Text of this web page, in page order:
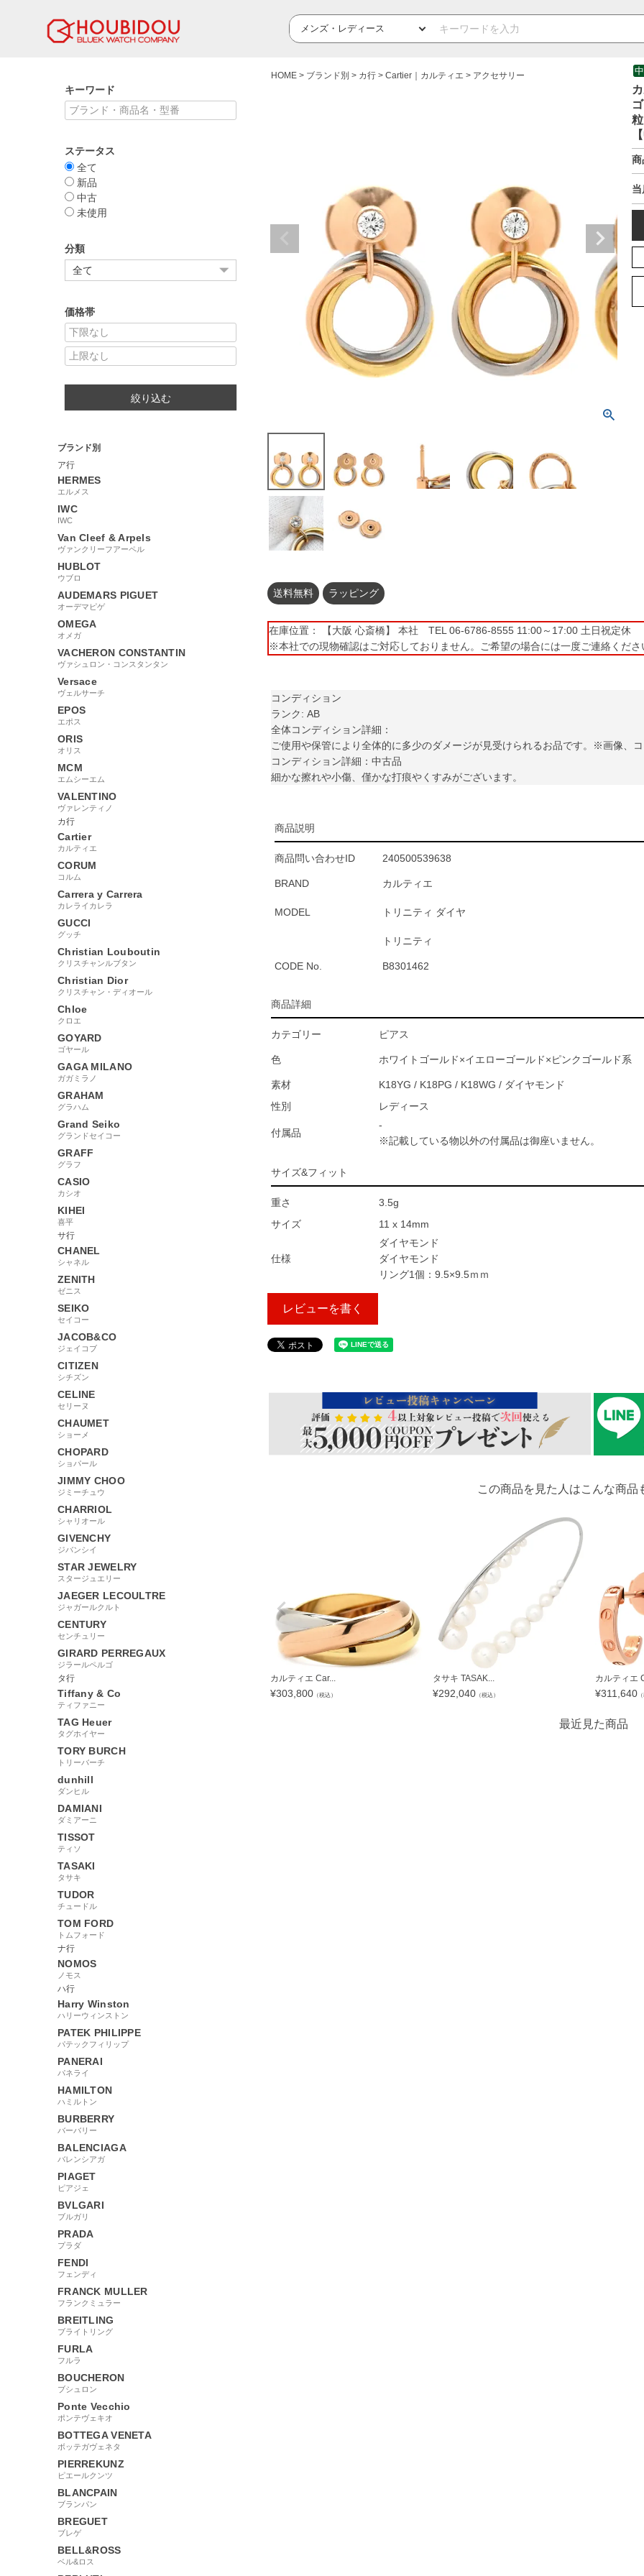
キーワード
ステータス
全て
新品
中古
未使用
分類
価格帯
絞り込む
ブランド別
ア行
HERMES
エルメス
IWC
IWC
Van Cleef & Arpels
ヴァンクリーフアーペル
HUBLOT
ウブロ
AUDEMARS PIGUET
オーデマピゲ
OMEGA
オメガ
VACHERON CONSTANTIN
ヴァシュロン・コンスタンタン
Versace
ヴェルサーチ
EPOS
エポス
ORIS
オリス
MCM
エムシーエム
VALENTINO
ヴァレンティノ
カ行
Cartier
カルティエ
CORUM
コルム
Carrera y Carrera
カレライカレラ
GUCCI
グッチ
Christian Louboutin
クリスチャンルブタン
Christian Dior
クリスチャン・ディオール
Chloe
クロエ
GOYARD
ゴヤール
GAGA MILANO
ガガミラノ
GRAHAM
グラハム
Grand Seiko
グランドセイコー
GRAFF
グラフ
CASIO
カシオ
KIHEI
喜平
サ行
CHANEL
シャネル
ZENITH
ゼニス
SEIKO
セイコー
JACOB&CO
ジェイコブ
CITIZEN
シチズン
CELINE
セリーヌ
CHAUMET
ショーメ
CHOPARD
ショパール
JIMMY CHOO
ジミーチュウ
CHARRIOL
シャリオール
GIVENCHY
ジバンシイ
STAR JEWELRY
スタージュエリー
JAEGER LECOULTRE
ジャガールクルト
CENTURY
センチュリー
GIRARD PERREGAUX
ジラールペルゴ
タ行
Tiffany & Co
ティファニー
TAG Heuer
タグホイヤー
TORY BURCH
トリーバーチ
dunhill
ダンヒル
DAMIANI
ダミアーニ
TISSOT
ティソ
TASAKI
タサキ
TUDOR
チュードル
TOM FORD
トムフォード
ナ行
NOMOS
ノモス
ハ行
Harry Winston
ハリーウィンストン
PATEK PHILIPPE
パテックフィリップ
PANERAI
パネライ
HAMILTON
ハミルトン
BURBERRY
バーバリー
BALENCIAGA
バレンシアガ
PIAGET
ピアジェ
BVLGARI
ブルガリ
PRADA
プラダ
FENDI
フェンディ
FRANCK MULLER
フランクミュラー
BREITLING
ブライトリング
FURLA
フルラ
BOUCHERON
ブシュロン
Ponte Vecchio
ポンテヴェキオ
BOTTEGA VENETA
ボッテガヴェネタ
PIERREKUNZ
ピエールクンツ
BLANCPAIN
ブランパン
BREGUET
ブレゲ
BELL&ROSS
ベル&ロス
HOME ブランド別 カ行 Cartier｜カルティエ アクセサリー
商
当
送料無料 ラッピング
在庫位置： 【大阪 心斎橋】 本社 TEL 06-6786-8555 11:00～17:00 土日祝定休
※本社での現物確認はご対応しておりません。ご希望の場合には一度ご連絡くださ
コンディション
ランク: AB
全体コンディション詳細：
ご使用や保管により全体的に多少のダメージが見受けられるお品です。※画像、
コンディション詳細：中古品
細かな擦れや小傷、僅かな打痕やくすみがございます。
商品説明
商品問い合わせID 240500539638
BRAND カルティエ
MODEL トリニティ ダイヤ
トリニティ
CODE No. B8301462
商品詳細
カテゴリー ピアス
色 ホワイトゴールド×イエローゴールド×ピンクゴールド系
素材
K18YG / K18PG / K18WG / ダイヤモンド
性別
レディース
付属品
-
※記載している物以外の付属品は御座いません。
サイズ&フィット
重さ
3.5g
サイズ
11 x 14mm
仕様
ダイヤモンド
ダイヤモンド
リング1個：9.5×9.5ｍｍ
レビューを書く
この商品を見た人はこんな商品
カルティエ Car...
¥303,800 （税込）
タサキ TASAK...
¥292,040 （税込）
カルティエ
¥311,640
最近見た商品